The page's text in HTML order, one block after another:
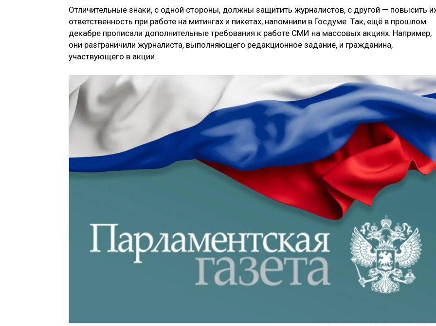
Отличительные знаки, с одной стороны, должны защитить журналистов, с другой — повысить
ответственность при работе на митингах и пикетах, напомнили в Госдуме. Так, ещё в прошлом
декабре прописали дополнительные требования к работе СМИ на массовых акциях. Например,
они разграничили журналиста, выполняющего редакционное задание, и гражданина,
участвующего в акции.